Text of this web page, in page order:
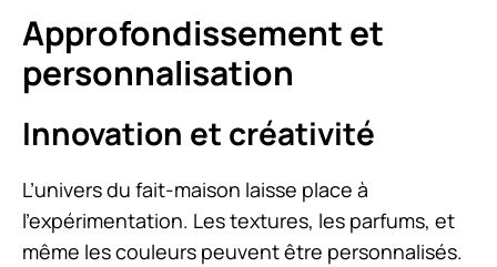
Approfondissement et
personnalisation
Innovation et créativité
L’univers du fait-maison laisse place à
l’expérimentation. Les textures, les parfums, et
même les couleurs peuvent être personnalisés.